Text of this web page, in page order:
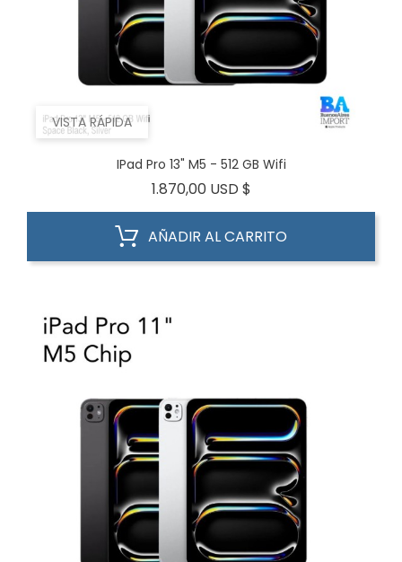
VISTA RÁPIDA
IPad Pro 13" M5 - 512 GB Wifi
1.870,00 USD $
AÑADIR AL CARRITO